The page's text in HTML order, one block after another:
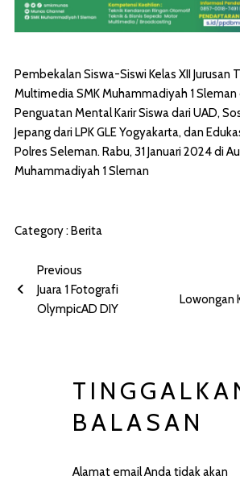
Pembekalan Siswa-Siswi Kelas XII Jurusan
Multimedia SMK Muhammadiyah 1
Penguatan Mental Karir Siswa dari UAD,
Jepang dari LPK GLE Yogyakarta, dan
Polres Seleman. Rabu, 31 Januari 2024 di
Muhammadiyah 1 Sleman
Category :Berita
Previous
Juara 1 Fotografi
OlympicAD DIY
Lowongan
BALASAN
Alamat email Anda tidak akan